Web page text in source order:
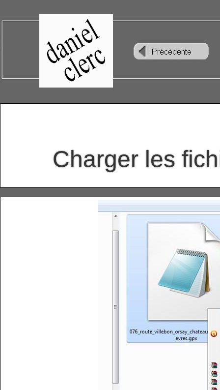
Charger les